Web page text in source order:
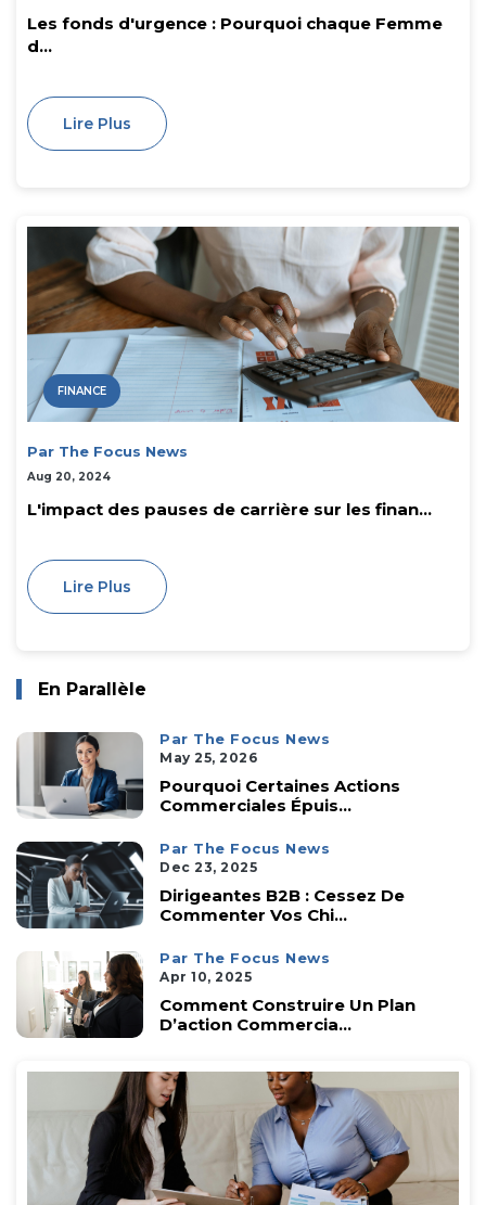
Les fonds d'urgence : Pourquoi chaque Femme
d...
Lire Plus
FINANCE
Par The Focus News
Aug 20, 2024
L'impact des pauses de carrière sur les finan...
Lire Plus
En Parallèle
Par The Focus News
May 25, 2026
Pourquoi Certaines Actions
Commerciales Épuis...
Par The Focus News
Dec 23, 2025
Dirigeantes B2B : Cessez De
Commenter Vos Chi...
Par The Focus News
Apr 10, 2025
Comment Construire Un Plan
D’action Commercia...